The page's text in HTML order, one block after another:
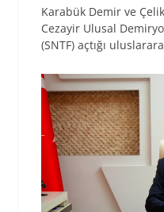
Karabük Demir ve
Cezayir Ulusal
(SNTF) açtığı